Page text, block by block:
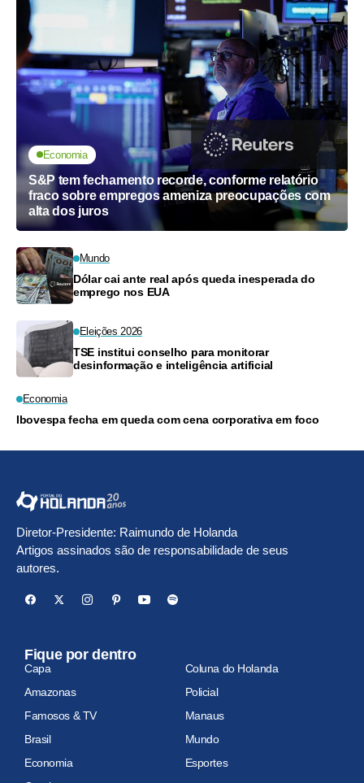
Economia
S&P tem fechamento recorde, conforme relatório
fraco sobre empregos ameniza preocupações com
alta dos juros
Mundo
Dólar cai ante real após queda inesperada do
emprego nos EUA
Eleições 2026
TSE institui conselho para monitorar
desinformação e inteligência artificial
Economia
Ibovespa fecha em queda com cena corporativa em foco
Diretor-Presidente: Raimundo de Holanda
Artigos assinados são de responsabilidade de seus
autores.
Fique por dentro
Capa
Coluna do Holanda
Amazonas
Policial
Famosos & TV
Manaus
Brasil
Mundo
Economia
Esportes